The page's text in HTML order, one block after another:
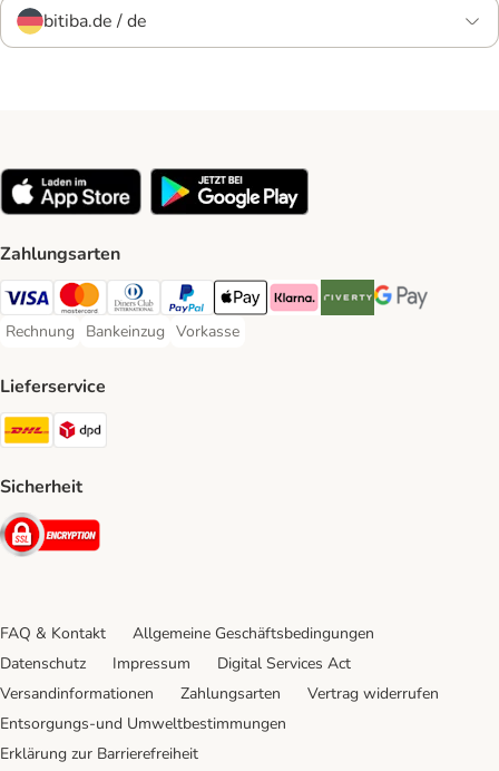
bitiba.de / de
Zahlungsarten
Visa Payment Method
Mastercard Payment Method
Diners Club Payment Method
PayPal Payment Method
Apple Pay Payment Method
Klarna Payment Method
Riverty Payment Method
Google Pay
Rechnung
Rechnung Payment Method
Bankeinzug
Bankeinzug Payment Method
Vorkasse
Vorkasse Payment Method
Lieferservice
DHL Shipping Method
Sicherheit
Security
FAQ & Kontakt
Allgemeine Geschäftsbedingungen
Datenschutz
Impressum
Digital Services Act
Versandinformationen
Zahlungsarten
Vertrag widerrufen
Entsorgungs-und Umweltbestimmungen
Erklärung zur Barrierefreiheit